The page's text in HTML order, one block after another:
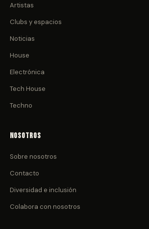
Artistas
Clubs y espacios
Noticias
House
Electrónica
Tech House
Techno
Nosotros
Sobre nosotros
Contacto
Diversidad e inclusión
Colabora con nosotros